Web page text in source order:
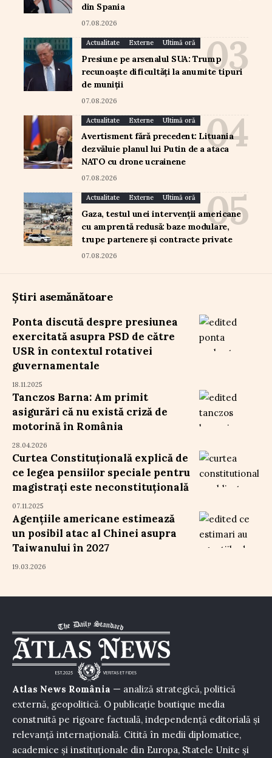
din Spania
07.08.2026
Actualitate Externe Ultimă oră
Presiune pe arsenalul SUA: Trump
recunoaște dificultăți la anumite tipuri
de muniții
07.08.2026
Actualitate Externe Ultimă oră
Avertisment fără precedent: Lituania
dezvăluie planul lui Putin de a ataca
NATO cu drone ucrainene
07.08.2026
Actualitate Externe Ultimă oră
Gaza, testul unei intervenții americane
cu amprentă redusă: baze modulare,
trupe partenere și contracte private
07.08.2026
Știri asemănătoare
Ponta discută despre presiunea
exercitată asupra PSD de către
USR în contextul rotativei
guvernamentale
18.11.2025
Tanczos Barna: Am primit
asigurări că nu există criză de
motorină în România
28.04.2026
Curtea Constituțională explică de
ce legea pensiilor speciale pentru
magistrați este neconstituțională
07.11.2025
Agențiile americane estimează
un posibil atac al Chinei asupra
Taiwanului în 2027
19.03.2026
Atlas News România — analiză strategică, politică
externă, geopolitică. O publicație boutique media
construită pe rigoare factuală, independență editorială și
relevanță internațională. Citită în medii diplomatice,
academice și instituționale din Europa, Statele Unite și